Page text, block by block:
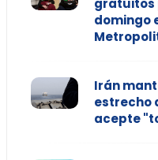
gratuitos
domingo
Irán
estrecho
acepte